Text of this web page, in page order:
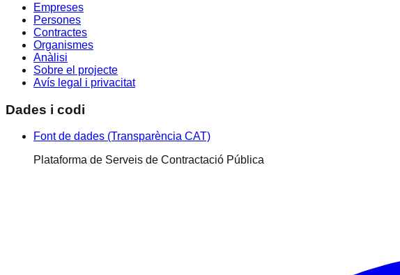
Empreses
Persones
Contractes
Organismes
Anàlisi
Sobre el projecte
Avís legal i privacitat
Dades i codi
Font de dades (Transparència CAT)
Plataforma de Serveis de Contractació Pública